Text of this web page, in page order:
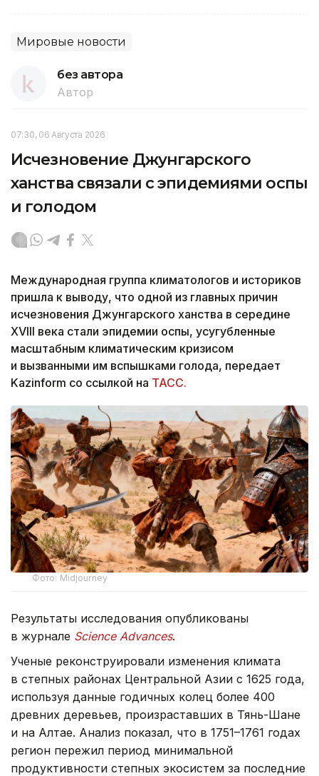
Мировые новости
без автора
Автор
07:30, 06 Августа 2026
Исчезновение Джунгарского
ханства связали с эпидемиями оспы
и голодом
Международная группа климатологов и историков
пришла к выводу, что одной из главных причин
исчезновения Джунгарского ханства в середине
XVIII века стали эпидемии оспы, усугубленные
масштабным климатическим кризисом
и вызванными им вспышками голода, передает
Kazinform со ссылкой на ТАСС.
Фото: Midjourney
Результаты исследования опубликованы
в журнале Science Advances.
Ученые реконструировали изменения климата
в степных районах Центральной Азии с 1625 года,
используя данные годичных колец более 400
древних деревьев, произраставших в Тянь-Шане
и на Алтае. Анализ показал, что в 1751–1761 годах
регион пережил период минимальной
продуктивности степных экосистем за последние